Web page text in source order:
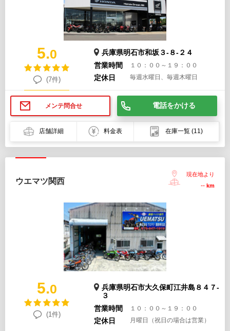
5.0
(7件)
兵庫県明石市和坂３-８-２４
営業時間
１０：００～１９：００
定休日 毎週水曜日、毎週木曜日
メンテ問合せ 電話をかける
店舗詳細 料金表 在庫一覧 (11)
ウエマツ関西
現在地より
-- km
5.0
(1件)
兵庫県明石市大久保町江井島８４７-
３
営業時間
１０：００～１９：００
定休日 月曜日（祝日の場合は営業）